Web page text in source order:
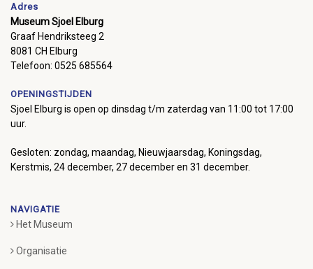
Adres
Museum Sjoel Elburg
Graaf Hendriksteeg 2
8081 CH Elburg
Telefoon: 0525 685564
OPENINGSTIJDEN
Sjoel Elburg is open op dinsdag t/m zaterdag van 11:00 tot 17:00
uur.
Gesloten: zondag, maandag, Nieuwjaarsdag, Koningsdag,
Kerstmis, 24 december, 27 december en 31 december.
NAVIGATIE
Het Museum
Organisatie